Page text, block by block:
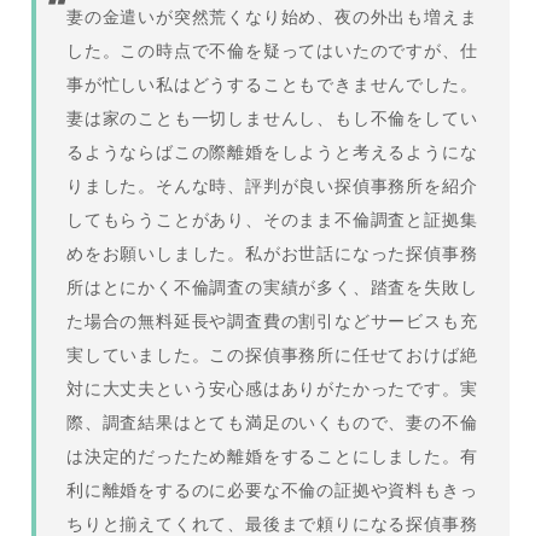
妻の金遣いが突然荒くなり始め、夜の外出も増えま
した。この時点で不倫を疑ってはいたのですが、仕
事が忙しい私はどうすることもできませんでした。
妻は家のことも一切しませんし、もし不倫をしてい
るようならばこの際離婚をしようと考えるようにな
りました。そんな時、評判が良い探偵事務所を紹介
してもらうことがあり、そのまま不倫調査と証拠集
めをお願いしました。私がお世話になった探偵事務
所はとにかく不倫調査の実績が多く、踏査を失敗し
た場合の無料延長や調査費の割引などサービスも充
実していました。この探偵事務所に任せておけば絶
対に大丈夫という安心感はありがたかったです。実
際、調査結果はとても満足のいくもので、妻の不倫
は決定的だったため離婚をすることにしました。有
利に離婚をするのに必要な不倫の証拠や資料もきっ
ちりと揃えてくれて、最後まで頼りになる探偵事務